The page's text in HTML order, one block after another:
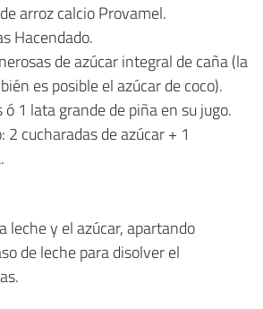
arroz calcio Provamel.
Hacendado.
de azúcar integral de caña (la
es posible el azúcar de coco).
1 lata grande de piña en su jugo.
2 cucharadas de azúcar + 1
leche y el azúcar, apartando
de leche para disolver el